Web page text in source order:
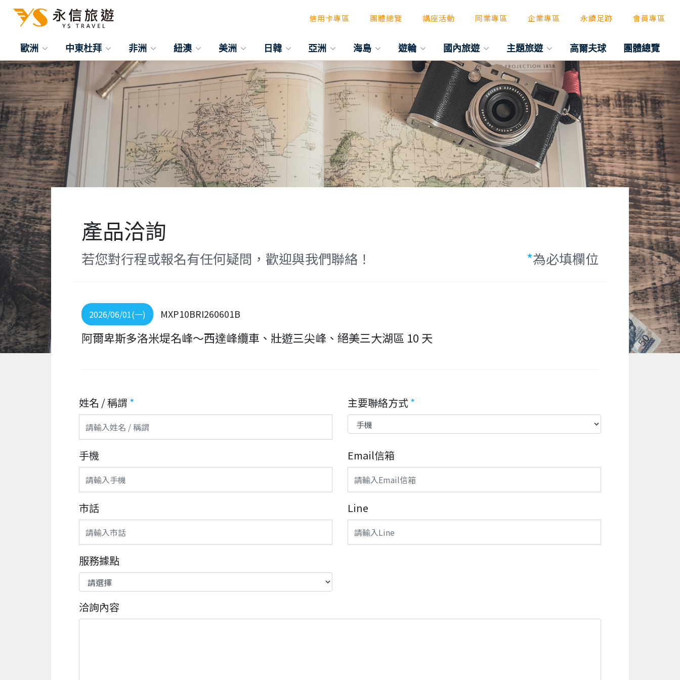
信用卡專區 團體總覽 講座活動 同業專區 企業專區 永續足跡 會員專區
歐洲 中東杜拜 非洲 紐澳 美洲 日韓 亞洲 海島 遊輪 國內旅遊 主題旅遊 高爾夫球 團體總覽
產品洽詢
若您對行程或報名有任何疑問，歡迎與我們聯絡！ *為必填欄位
2026/06/01(一) MXP10BRI260601B
阿爾卑斯多洛米堤名峰～西達峰纜車、壯遊三尖峰、絕美三大湖區 10 天
姓名 / 稱謂 * 主要聯絡方式*
手機 Email信箱
市話 Line
服務據點
洽詢內容